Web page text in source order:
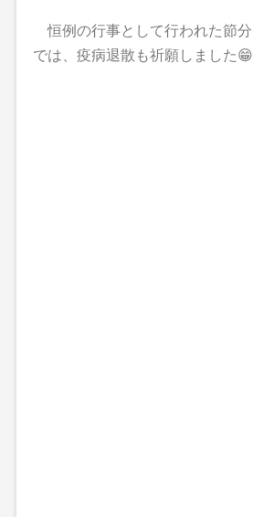
恒例の行事として行われた節分
では、疫病退散も祈願しました😁